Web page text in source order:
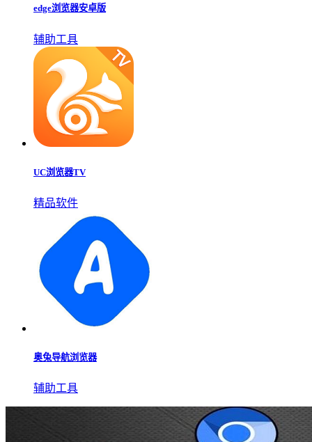
edge浏览器安卓版
辅助工具
UC浏览器TV
精品软件
奥兔导航浏览器
辅助工具